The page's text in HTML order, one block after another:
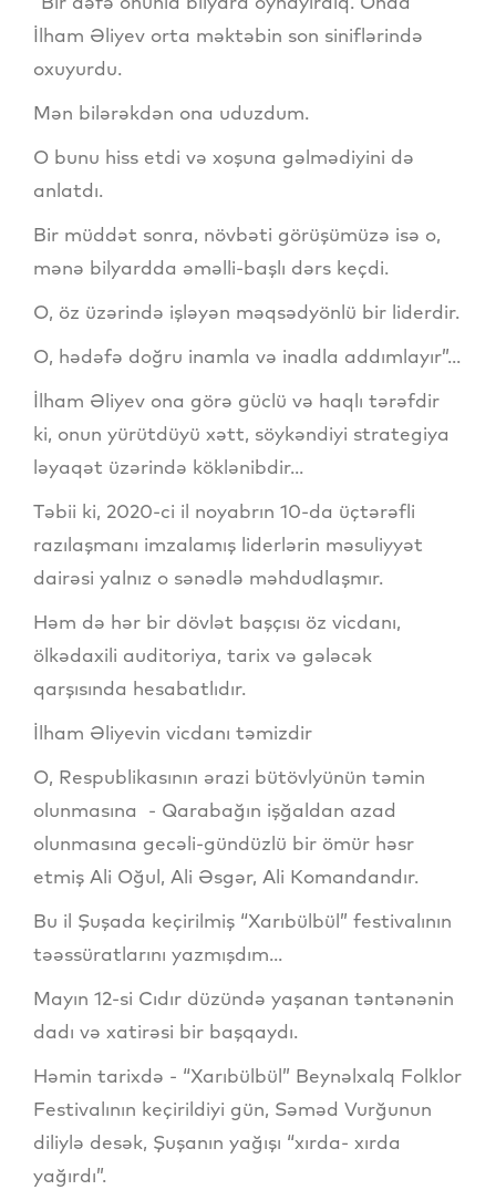
İlham Əliyev orta məktəbin son siniflərində
oxuyurdu.
Mən bilərəkdən ona uduzdum.
O bunu hiss etdi və xoşuna gəlmədiyini də
anlatdı.
Bir müddət sonra, növbəti görüşümüzə isə o,
mənə bilyardda əməlli-başlı dərs keçdi.
O, öz üzərində işləyən məqsədyönlü bir liderdir.
O, hədəfə doğru inamla və inadla addımlayır”...
İlham Əliyev ona görə güclü və haqlı tərəfdir
ki, onun yürütdüyü xətt, söykəndiyi strategiya
ləyaqət üzərində köklənibdir...
Təbii ki, 2020-ci il noyabrın 10-da üçtərəfli
razılaşmanı imzalamış liderlərin məsuliyyət
dairəsi yalnız o sənədlə məhdudlaşmır.
Həm də hər bir dövlət başçısı öz vicdanı,
ölkədaxili auditoriya, tarix və gələcək
qarşısında hesabatlıdır.
İlham Əliyevin vicdanı təmizdir
O, Respublikasının ərazi bütövlyünün təmin
olunmasına - Qarabağın işğaldan azad
olunmasına gecəli-gündüzlü bir ömür həsr
etmiş Ali Oğul, Ali Əsgər, Ali Komandandır.
Bu il Şuşada keçirilmiş “Xarıbülbül” festivalının
təəssüratlarını yazmışdım...
Mayın 12-si Cıdır düzündə yaşanan təntənənin
dadı və xatirəsi bir başqaydı.
Həmin tarixdə - “Xarıbülbül” Beynəlxalq Folklor
Festivalının keçirildiyi gün, Səməd Vurğunun
diliylə desək, Şuşanın yağışı “xırda- xırda
yağırdı”.